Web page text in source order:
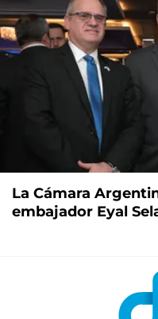
La Cámara
embajador Eyal